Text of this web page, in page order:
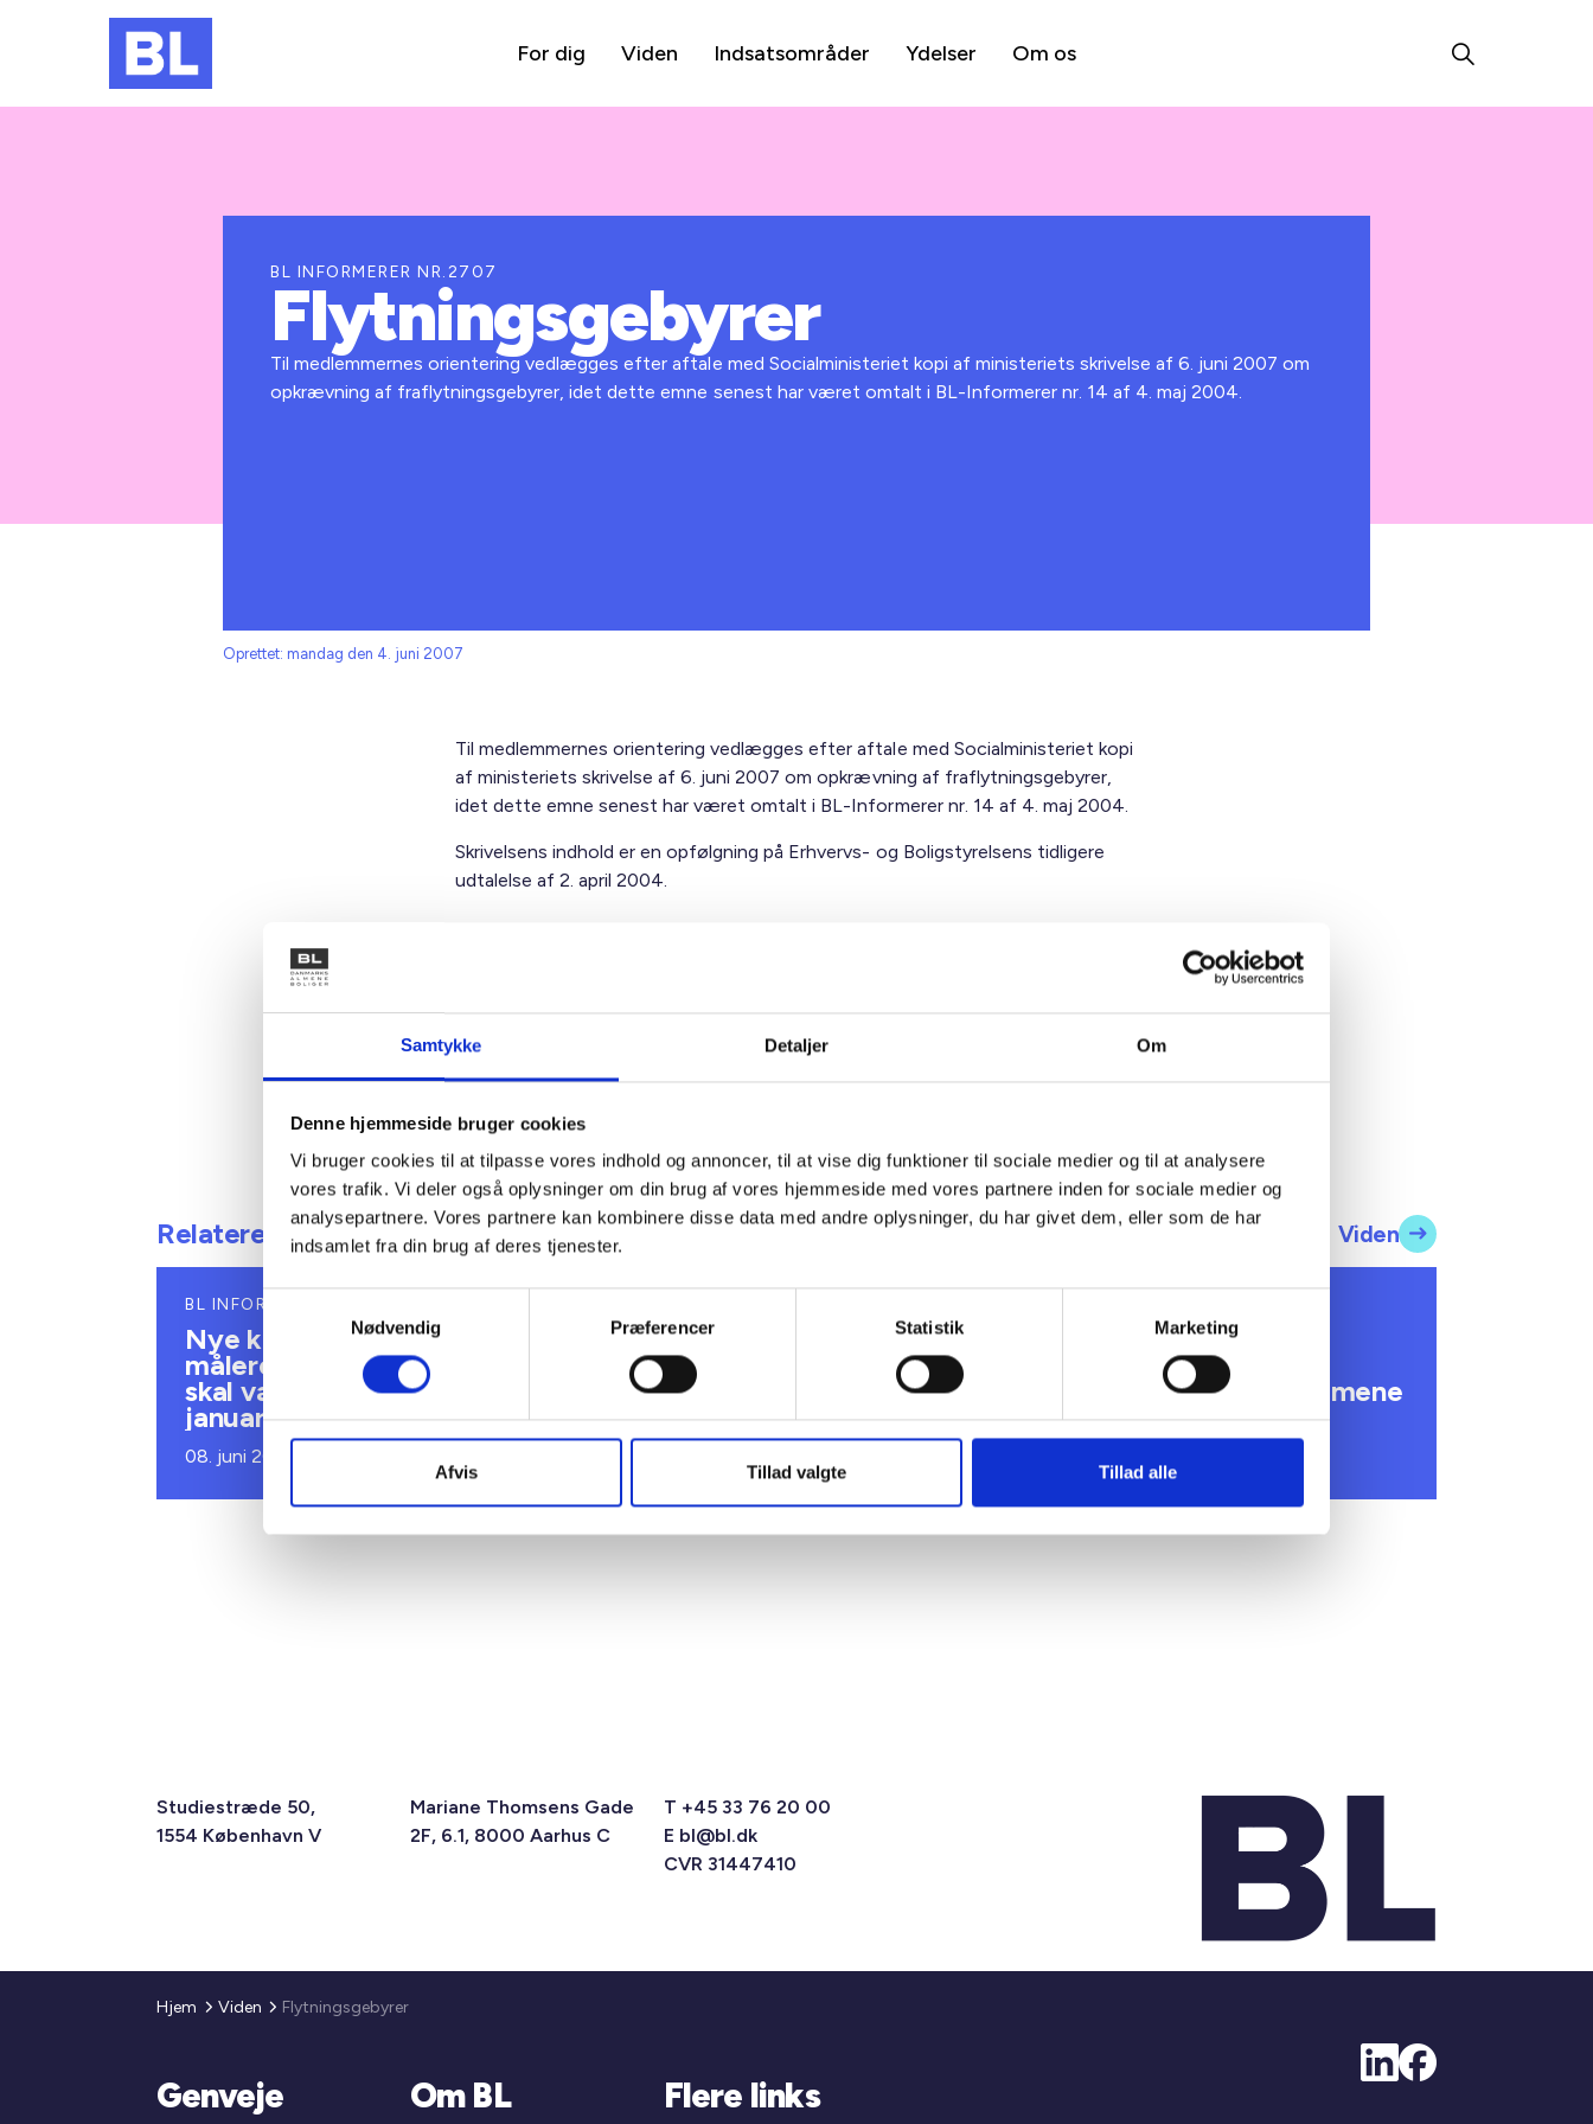
Samtykke Detaljer Om
Denne hjemmeside bruger cookies
Vi bruger cookies til at tilpasse vores indhold og annoncer, til at vise dig funktioner til sociale medier og til at analysere
vores trafik. Vi deler også oplysninger om din brug af vores hjemmeside med vores partnere inden for sociale medier og
analysepartnere. Vores partnere kan kombinere disse data med andre oplysninger, du har givet dem, eller som de har
indsamlet fra din brug af deres tjenester.
Samtykkevalg
Nødvendig
Præferencer Statistik Marketing
Afvis Tillad valgte Tillad alle
For dig Viden Indsatsområder Ydelser Om os
BL INFORMERER NR.2707
Flytningsgebyrer
Til medlemmernes orientering vedlægges efter aftale med Socialministeriet kopi af ministeriets skrivelse af 6. juni 2007 om
opkrævning af fraflytningsgebyrer, idet dette emne senest har været omtalt i BL-Informerer nr. 14 af 4. maj 2004.
Oprettet: mandag den 4. juni 2007
Til medlemmernes orientering vedlægges efter aftale med Socialministeriet kopi
af ministeriets skrivelse af 6. juni 2007 om opkrævning af fraflytningsgebyrer,
idet dette emne senest har været omtalt i BL-Informerer nr. 14 af 4. maj 2004.
Skrivelsens indhold er en opfølgning på Erhvervs- og Boligstyrelsens tidligere
udtalelse af 2. april 2004.
bl2707
Relateret indhold Viden
BL INFORMERER
Nye krav om fjernaflæste
målere – alle ejendomme
skal være klar senest 1.
januar 2027
08. juni 2026
Ansvar for nødforsyning i
plejeboliger ved
forsyningssvigt
Sundhedsreformens
konsekvenser for
kommunale lejemål i almene
ældre- og plejeboliger
Studiestræde 50,
1554 København V
Mariane Thomsens Gade
2F, 6.1, 8000 Aarhus C
T +45 33 76 20 00
E bl@bl.dk
CVR 31447410
Hjem Viden Flytningsgebyrer
Genveje Om BL Flere links